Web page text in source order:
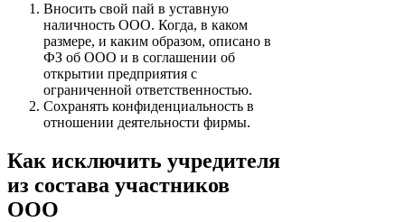
Вносить свой пай в уставную
наличность ООО. Когда, в каком
размере, и каким образом, описано в
ФЗ об ООО и в соглашении об
открытии предприятия с
ограниченной ответственностью.
Сохранять конфиденциальность в
отношении деятельности фирмы.
Как исключить учредителя
из состава участников
ООО